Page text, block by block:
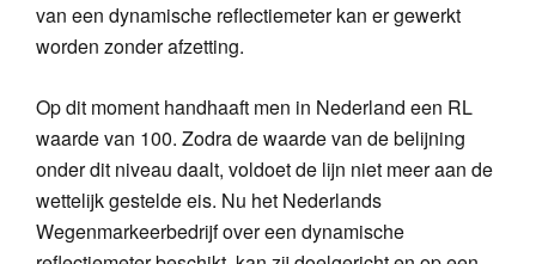
van een dynamische reflectiemeter kan er gewerkt
worden zonder afzetting.
Op dit moment handhaaft men in Nederland een RL
waarde van 100. Zodra de waarde van de belijning
onder dit niveau daalt, voldoet de lijn niet meer aan de
wettelijk gestelde eis. Nu het Nederlands
Wegenmarkeerbedrijf over een dynamische